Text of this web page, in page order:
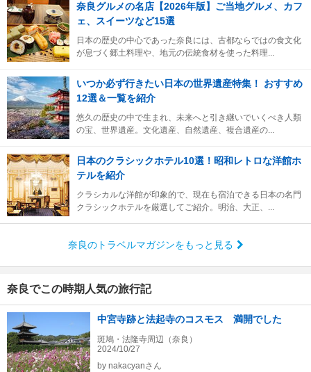
奈良グルメの名店【2026年版】ご当地グルメ、カフ
ェ、スイーツなど15選
日本の歴史の中心であった奈良には、古都ならではの食文化
が息づく郷土料理や、地元の伝統食材を使った料理...
いつか必ず行きたい日本の世界遺産特集！ おすすめ
12選＆一覧を紹介
悠久の歴史の中で生まれ、未来へと引き継いでいくべき人類
の宝、世界遺産。文化遺産、自然遺産、複合遺産の...
日本のクラシックホテル10選！昭和レトロな洋館ホ
テルを紹介
クラシカルな洋館が印象的で、現在も宿泊できる日本の名門
クラシックホテルを厳選してご紹介。明治、大正、...
奈良のトラベルマガジンをもっと見る
奈良でこの時期人気の旅行記
中宮寺跡と法起寺のコスモス 満開でした
斑鳩・法隆寺周辺（奈良）
2024/10/27
by nakacyanさん